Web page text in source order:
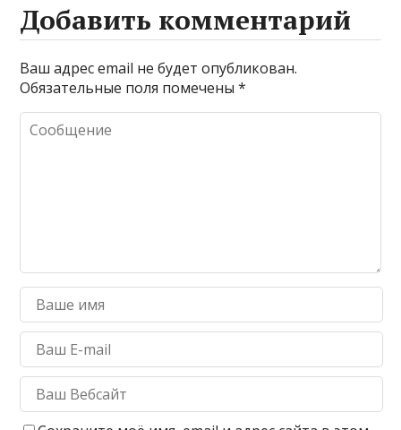
Добавить комментарий
Ваш адрес email не будет опубликован.
Обязательные поля помечены*